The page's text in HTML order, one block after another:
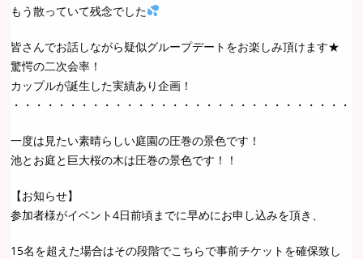
もう散っていて残念でした
皆さんでお話しながら疑似グループデートをお楽しみ頂けます★
驚愕の二次会率！
カップルが誕生した実績あり企画！
・・・・・・・・・・・・・・・・・・・・・・・・・・・・・・
一度は見たい素晴らしい庭園の圧巻の景色です！
池とお庭と巨大桜の木は圧巻の景色です！！
【お知らせ】
参加者様がイベント4日前頃までに早めにお申し込みを頂き、
15名を超えた場合はその段階でこちらで事前チケットを確保致し